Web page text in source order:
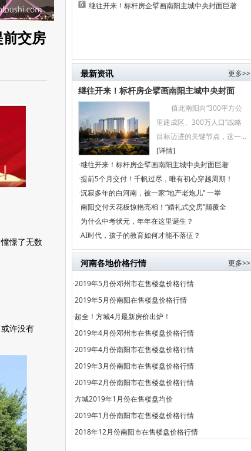
交房
憬了无数
许没有
继往开来！标杆房企擘画南阳主城中央封面巨著
最新资讯 更多>>
继往开来！标杆房企擘画南阳主城中央封面
值此南阳向“300平方公
里建成区、300万人口”战略
目标迈进的关键节点，这一...
[详情]
·继往开来！标杆房企擘画南阳主城中央封面巨著
·提前5个月交付！千帆过尽，唯有初心穿越周期！
·沉寂多年的白河南，被一家“地产老炮儿” 一举
·南阳交付天花板惊艳亮相！“婚礼式交房”颠覆全
·为什么中考状元，年年在这里诞生？
·AI时代，孩子的教育如何才能不落伍？
河南各地价格行情 更多>>
·2019年5月份邓州市在售楼盘价格行情
·2019年5月份南阳在售楼盘价格行情
·超全！方城4月最新房价出炉！
·2019年4月份邓州市在售楼盘价格行情
·2019年4月份南阳市在售楼盘价格行情
·2019年3月份南阳市在售楼盘价格行情
·2019年2月份南阳市在售楼盘价格行情
·方城2019年1月份在售楼盘均价
·2019年1月份南阳市在售楼盘价格行情
·2018年12月份南阳市在售楼盘价格行情